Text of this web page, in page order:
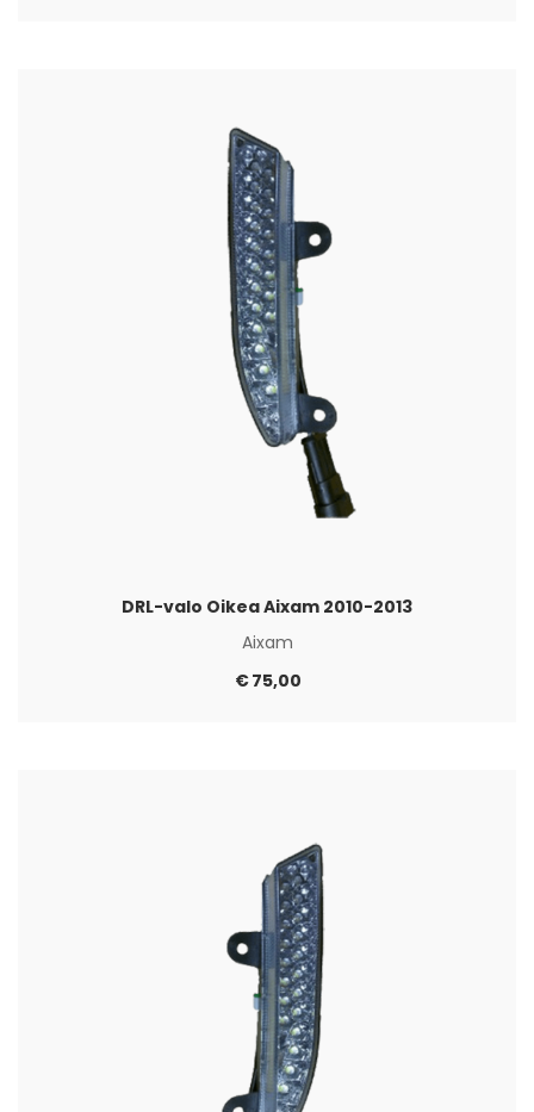
DRL-valo Oikea Aixam 2010-2013
Aixam
€75,00